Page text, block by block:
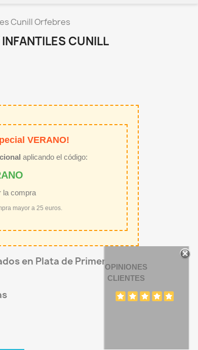
Cunill Orfebres
CUNILL
VERANO!
aplicando el código:
la compra
mayor a 25 euros.
en Plata de Primera Ley
OPINIONES
CLIENTES